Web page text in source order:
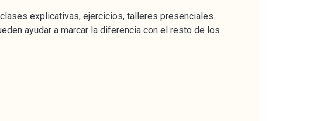
explicativas, ejercicios, talleres presenciales.
ayudar a marcar la diferencia con el resto de los